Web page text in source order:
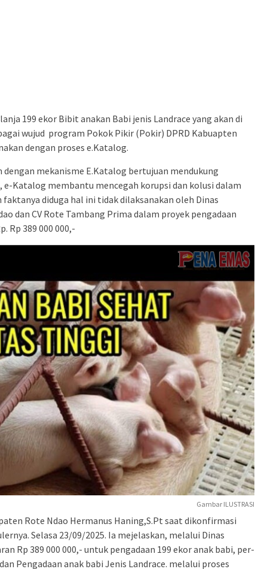
199 ekor Bibit anakan Babi jenis Landrace yang akan di
wujud program Pokok Pikir (Pokir) DPRD Kabuapten
dengan proses e.Katalog.
dengan mekanisme E.Katalog bertujuan mendukung
Katalog membantu mencegah korupsi dan kolusi dalam
diduga hal ini tidak dilaksanakan oleh Dinas
dan CV Rote Tambang Prima dalam proyek pengadaan
Rp 389 000 000,-
Gambar ILUSTRASI
Rote Ndao Hermanus Haning,S.Pt saat dikonfirmasi
Selasa 23/09/2025. Ia mejelaskan, melalui Dinas
Rp 389 000 000,- untuk pengadaan 199 ekor anak babi, per-
Pengadaan anak babi Jenis Landrace. melalui proses